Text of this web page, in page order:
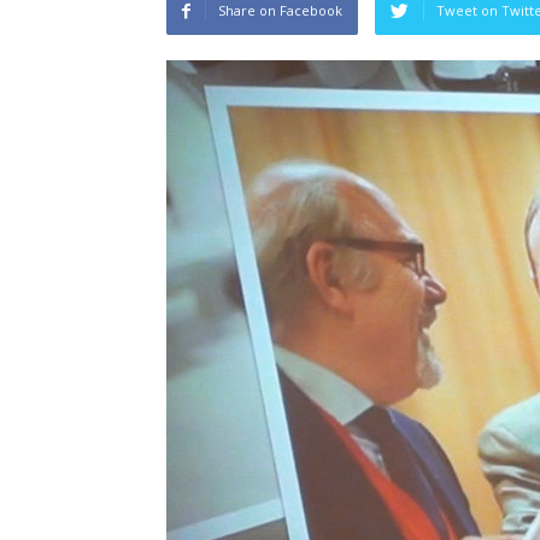
Share on Facebook Tweet on